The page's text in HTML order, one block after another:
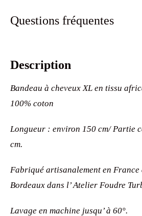
Questions fréquentes
Description
Bandeau à cheveux XL en tissu
100% coton
Longueur : environ 150 cm/ Partie
cm.
Fabriqué artisanalement en France
Bordeaux dans l’ Atelier Foudre
Lavage en machine jusqu’ à 60°.